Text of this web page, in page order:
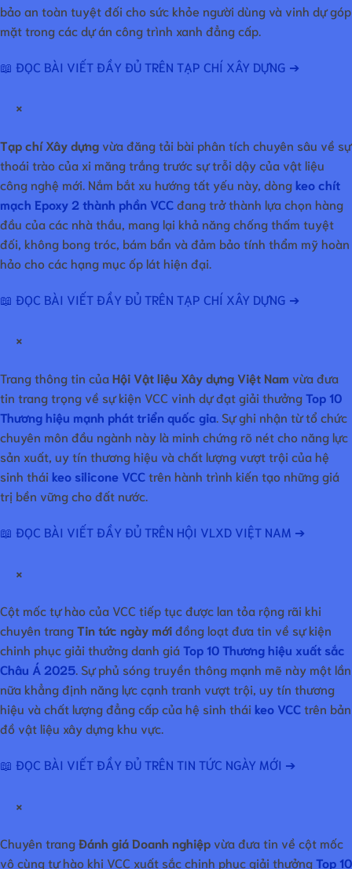
bảo an toàn tuyệt đối cho sức khỏe người dùng và vinh dự góp
mặt trong các dự án công trình xanh đẳng cấp.
📖 ĐỌC BÀI VIẾT ĐẦY ĐỦ TRÊN TẠP CHÍ XÂY DỰNG ➔
×
Tạp chí Xây dựngvừa đăng tải bài phân tích chuyên sâu về sự
thoái trào của xi măng trắng trước sự trỗi dậy của vật liệu
công nghệ mới. Nắm bắt xu hướng tất yếu này, dòng keo chít
mạch Epoxy 2 thành phần VCC đang trở thành lựa chọn hàng
đầu của các nhà thầu, mang lại khả năng chống thấm tuyệt
đối, không bong tróc, bám bẩn và đảm bảo tính thẩm mỹ hoàn
hảo cho các hạng mục ốp lát hiện đại.
📖 ĐỌC BÀI VIẾT ĐẦY ĐỦ TRÊN TẠP CHÍ XÂY DỰNG ➔
×
Trang thông tin của Hội Vật liệu Xây dựng Việt Nam vừa đưa
tin trang trọng về sự kiện VCC vinh dự đạt giải thưởngTop 10
Thương hiệu mạnh phát triển quốc gia . Sự ghi nhận từ tổ chức
chuyên môn đầu ngành này là minh chứng rõ nét cho năng lực
sản xuất, uy tín thương hiệu và chất lượng vượt trội của hệ
sinh thái keo silicone VCC trên hành trình kiến tạo những giá
trị bền vững cho đất nước.
📖 ĐỌC BÀI VIẾT ĐẦY ĐỦ TRÊN HỘI VLXD VIỆT NAM ➔
×
Cột mốc tự hào của VCC tiếp tục được lan tỏa rộng rãi khi
chuyên trangTin tức ngày mớiđồng loạt đưa tin về sự kiện
chinh phục giải thưởng danh giá Top 10 Thương hiệu xuất sắc
Châu Á 2025 . Sự phủ sóng truyền thông mạnh mẽ này một lần
nữa khẳng định năng lực cạnh tranh vượt trội, uy tín thương
hiệu và chất lượng đẳng cấp của hệ sinh thái keo VCC trên bản
đồ vật liệu xây dựng khu vực.
📖 ĐỌC BÀI VIẾT ĐẦY ĐỦ TRÊN TIN TỨC NGÀY MỚI ➔
×
Chuyên trangĐánh giá Doanh nghiệpvừa đưa tin về cột mốc
vô cùng tự hào khi VCC xuất sắc chinh phục giải thưởngTop 10